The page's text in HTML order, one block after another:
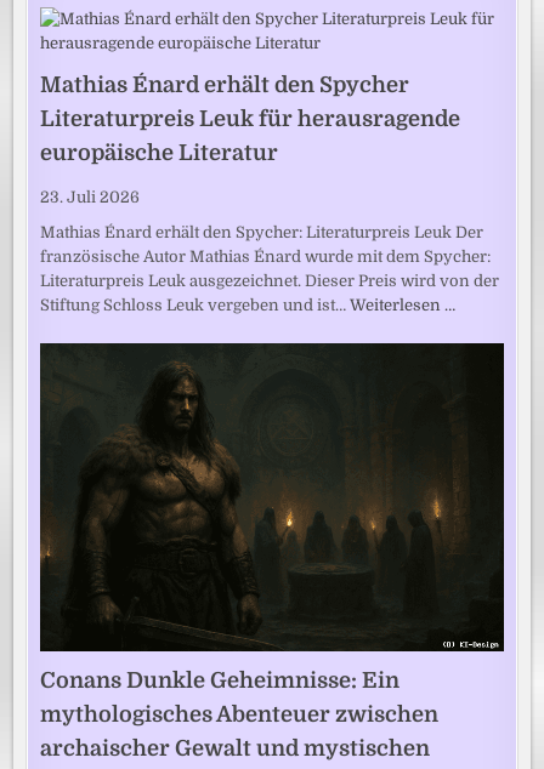
Mathias Énard erhält den Spycher
Literaturpreis Leuk für herausragende
europäische Literatur
23. Juli 2026
Mathias Énard erhält den Spycher: Literaturpreis Leuk Der
französische Autor Mathias Énard wurde mit dem Spycher:
Literaturpreis Leuk ausgezeichnet. Dieser Preis wird von der
Stiftung Schloss Leuk vergeben und ist…Weiterlesen …
Conans Dunkle Geheimnisse: Ein
mythologisches Abenteuer zwischen
archaischer Gewalt und mystischen